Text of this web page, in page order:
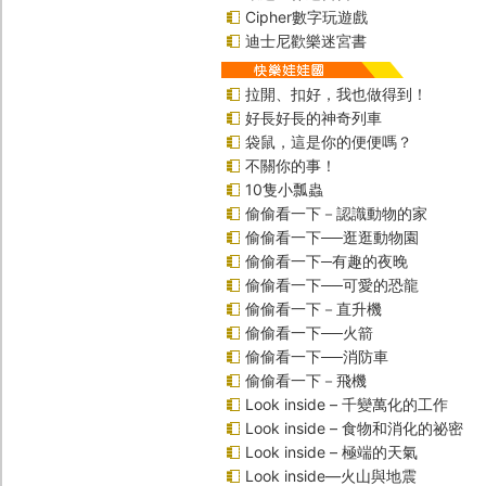
Cipher數字玩遊戲
迪士尼歡樂迷宮書
拉開、扣好，我也做得到！
好長好長的神奇列車
袋鼠，這是你的便便嗎？
不關你的事！
10隻小瓢蟲
偷偷看一下－認識動物的家
偷偷看一下──逛逛動物園
偷偷看一下─有趣的夜晚
偷偷看一下──可愛的恐龍
偷偷看一下－直升機
偷偷看一下──火箭
偷偷看一下──消防車
偷偷看一下－飛機
Look inside – 千變萬化的工作
Look inside – 食物和消化的祕密
Look inside – 極端的天氣
Look inside—火山與地震